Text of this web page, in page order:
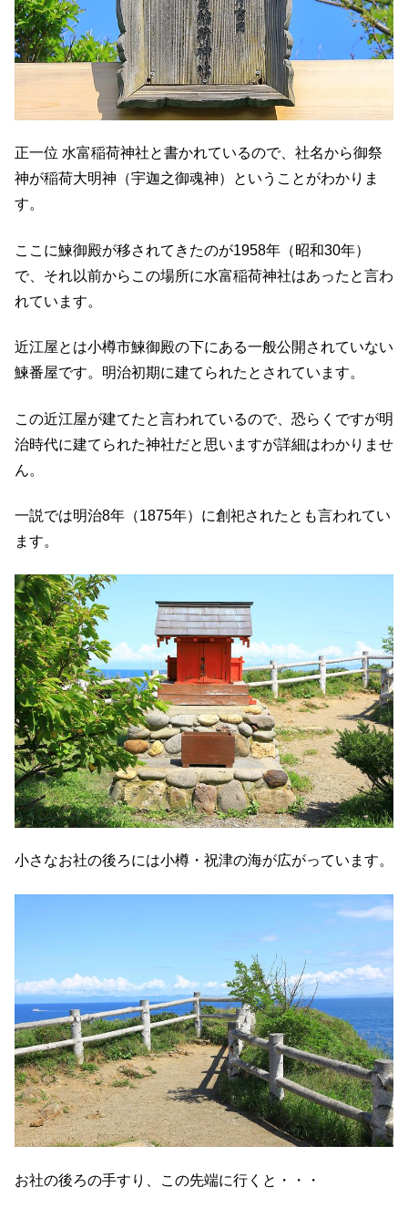
正一位 水富稲荷神社と書かれているので、社名から御祭
神が稲荷大明神（宇迦之御魂神）ということがわかりま
す。
ここに鰊御殿が移されてきたのが1958年（昭和30年）
で、それ以前からこの場所に水富稲荷神社はあったと言わ
れています。
近江屋とは小樽市鰊御殿の下にある一般公開されていない
鰊番屋です。明治初期に建てられたとされています。
この近江屋が建てたと言われているので、恐らくですが明
治時代に建てられた神社だと思いますが詳細はわかりませ
ん。
一説では明治8年（1875年）に創祀されたとも言われてい
ます。
小さなお社の後ろには小樽・祝津の海が広がっています。
お社の後ろの手すり、この先端に行くと・・・